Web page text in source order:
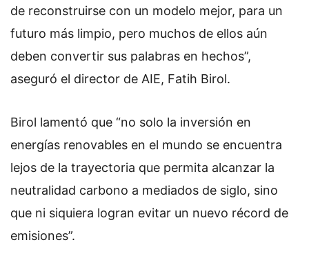
de reconstruirse con un modelo mejor, para un
futuro más limpio, pero muchos de ellos aún
deben convertir sus palabras en hechos”,
aseguró el director de AIE, Fatih Birol.
Birol lamentó que “no solo la inversión en
energías renovables en el mundo se encuentra
lejos de la trayectoria que permita alcanzar la
neutralidad carbono a mediados de siglo, sino
que ni siquiera logran evitar un nuevo récord de
emisiones”.